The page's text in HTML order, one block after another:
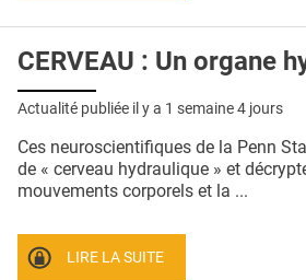
CRÉDITS
CERVEAU : Un organe
Actualité publiée il y a 1 semaine 4 jours
Ces neuroscientifiques de la Penn
de « cerveau hydraulique » et
mouvements corporels et la ...
LIRE LA SUITE